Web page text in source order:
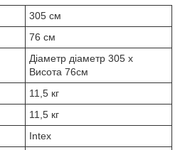
305 см
76 см
Діаметр діаметр 305 x
Висота 76см
11,5 кг
11,5 кг
Intex